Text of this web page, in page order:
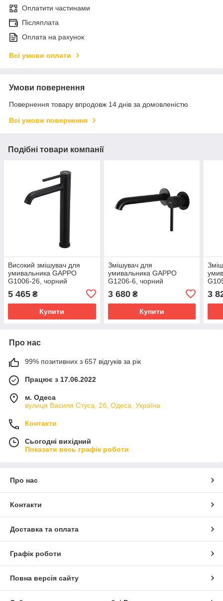
Оплатити частинами
Післяплата
Оплата на рахунок
Всі умови оплати
Умови повернення
Повернення товару впродовж 14 днів за домовленістю
Всі умови повернення
Подібні товари компанії
Високий змішувач для
умивальника GAPPO
G1006-26, чорний
5 465 ₴
Купити
Змішувач для
умивальника GAPPO
G1206-6, чорний
3 680₴
Купити
3
Про нас
99% позитивних з 657 відгуків за рік
Працює з 17.06.2022
м. Одеса
вулиця Василя Стуса, 2б, Одеса, Україна
Контакти
Сьогодні вихідний
Показати весь графік роботи
Про нас
Контакти
Доставка та оплата
Графік роботи
Повна версія сайту